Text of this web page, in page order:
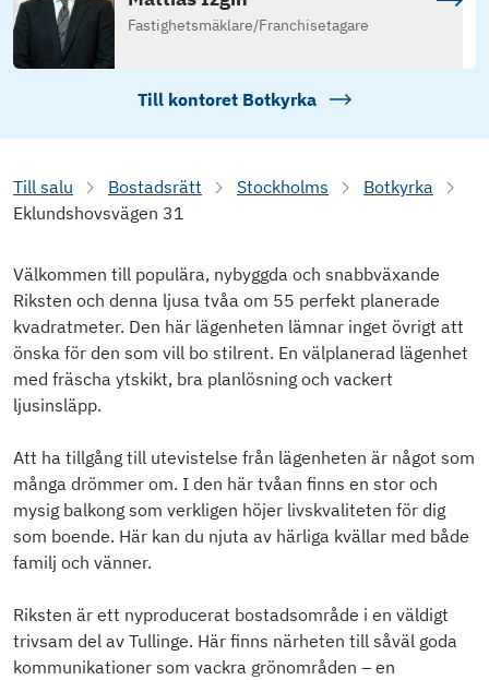
Fastighetsmäklare/Franchisetagare
Till kontoret Botkyrka
Till salu Bostadsrätt Stockholms
Botkyrka
Eklundshovsvägen 31
Välkommen till populära, nybyggda och snabbväxande
Riksten och denna ljusa tvåa om 55 perfekt planerade
kvadratmeter. Den här lägenheten lämnar inget övrigt att
önska för den som vill bo stilrent. En välplanerad lägenhet
med fräscha ytskikt, bra planlösning och vackert
ljusinsläpp.
Att ha tillgång till utevistelse från lägenheten är något som
många drömmer om. I den här tvåan finns en stor och
mysig balkong som verkligen höjer livskvaliteten för dig
som boende. Här kan du njuta av härliga kvällar med både
familj och vänner.
Riksten är ett nyproducerat bostadsområde i en väldigt
trivsam del av Tullinge. Här finns närheten till såväl goda
kommunikationer som vackra grönområden – en